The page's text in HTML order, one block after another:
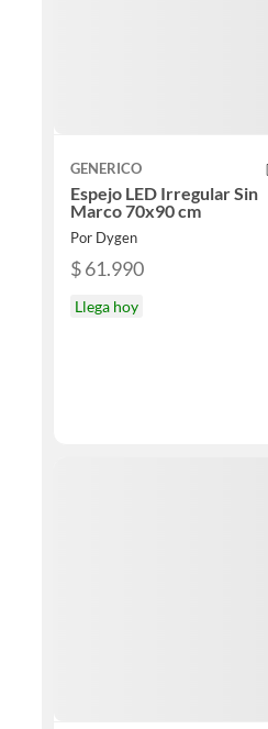
GENERICO
Espejo LED Irregular Sin
Marco 70x90 cm
Por Dygen
$ 61.990
Llega hoy